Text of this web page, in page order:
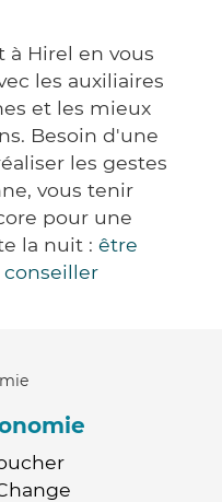
à Hirel en vous
les auxiliaires
et les mieux
Besoin d'une
les gestes
vous tenir
pour une
la nuit : être